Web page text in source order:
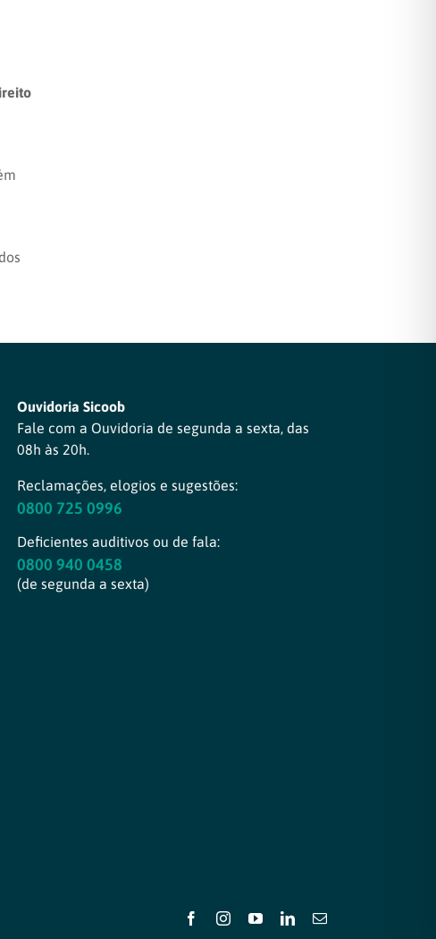
Ouvidoria Sicoob
Fale com a Ouvidoria de segunda a sexta, das
08h às 20h.
Reclamações, elogios e sugestões:
0800 725 0996
Deficientes auditivos ou de fala:
0800 940 0458
(de segunda a sexta)
FacebookInstagramYouTubeLinkedIn
E-